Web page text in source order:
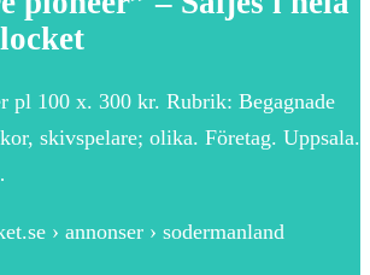
pl 100 x. 300 kr. Rubrik: Begagnade
skivspelare; olika. Företag. Uppsala.
› annonser › sodermanland